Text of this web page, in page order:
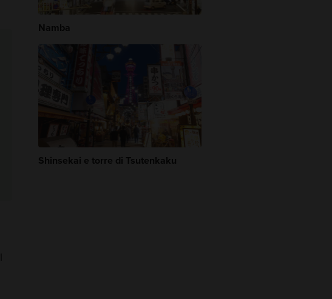
Namba
Shinsekai e torre di Tsutenkaku